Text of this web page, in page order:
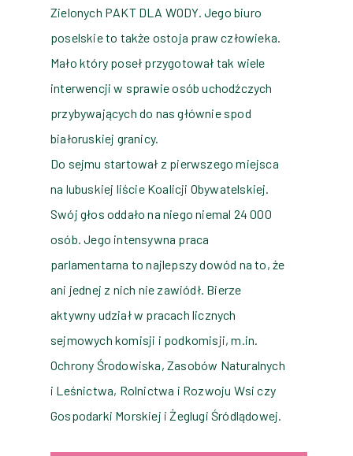
Zielonych PAKT DLA WODY. Jego biuro
poselskie to także ostoja praw człowieka.
Mało który poseł przygotował tak wiele
interwencji w sprawie osób uchodźczych
przybywających do nas głównie spod
białoruskiej granicy.
Do sejmu startował z pierwszego miejsca
na lubuskiej liście Koalicji Obywatelskiej.
Swój głos oddało na niego niemal 24 000
osób. Jego intensywna praca
parlamentarna to najlepszy dowód na to, że
ani jednej z nich nie zawiódł. Bierze
aktywny udział w pracach licznych
sejmowych komisji i podkomisji, m.in.
Ochrony Środowiska, Zasobów Naturalnych
i Leśnictwa, Rolnictwa i Rozwoju Wsi czy
Gospodarki Morskiej i Żeglugi Śródlądowej.